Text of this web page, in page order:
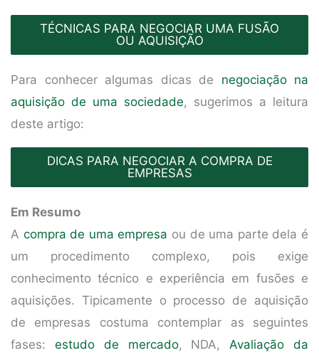
TÉCNICAS PARA NEGOCIAR UMA FUSÃO
OU AQUISIÇÃO
Para conhecer algumas dicas de negociação na
aquisição de uma sociedade, sugerimos a leitura
deste artigo:
DICAS PARA NEGOCIAR A COMPRA DE
EMPRESAS
Em Resumo
A compra de uma empresa ou de uma parte dela é
um procedimento complexo, pois exige
conhecimento técnico e experiência em fusões e
aquisições. Tipicamente o processo de aquisição
de empresas costuma contemplar as seguintes
fases: estudo de mercado, NDA,Avaliação da